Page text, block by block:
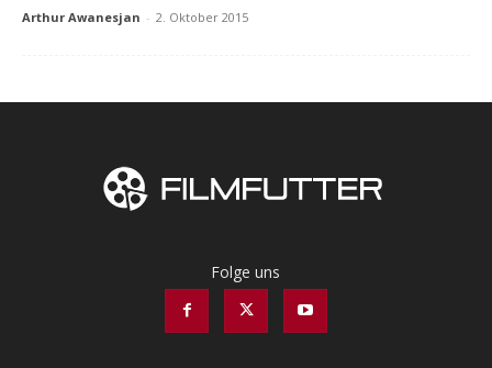
Arthur Awanesjan - 2. Oktober 2015
Folge uns